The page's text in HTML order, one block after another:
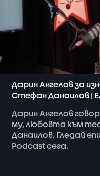
Дарин Ангелов за
Стефан Данаилов |
ДаринАнгелов
му, любовта към
Данаилов. Гледай
Podcastсега.